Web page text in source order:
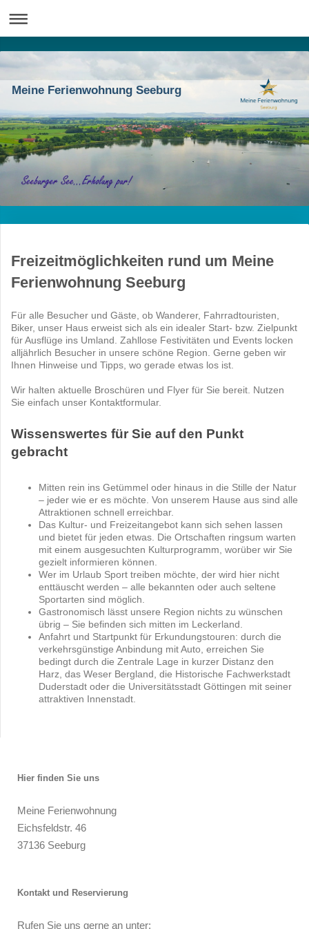
Meine Ferienwohnung Seeburg
Freizeitmöglichkeiten rund um Meine
Ferienwohnung Seeburg
Für alle Besucher und Gäste, ob Wanderer, Fahrradtouristen,
Biker, unser Haus erweist sich als ein idealer Start- bzw. Zielpunkt
für Ausflüge ins Umland. Zahllose Festivitäten und Events locken
alljährlich Besucher in unsere schöne Region. Gerne geben wir
Ihnen Hinweise und Tipps, wo gerade etwas los ist.
Wir halten aktuelle Broschüren und Flyer für Sie bereit. Nutzen
Sie einfach unser Kontaktformular.
Wissenswertes für Sie auf den Punkt
gebracht
Mitten rein ins Getümmel oder hinaus in die Stille der Natur
– jeder wie er es möchte. Von unserem Hause aus sind alle
Attraktionen schnell erreichbar.
Das Kultur- und Freizeitangebot kann sich sehen lassen
und bietet für jeden etwas. Die Ortschaften ringsum warten
mit einem ausgesuchten Kulturprogramm, worüber wir Sie
gezielt informieren können.
Wer im Urlaub Sport treiben möchte, der wird hier nicht
enttäuscht werden – alle bekannten oder auch seltene
Sportarten sind möglich.
Gastronomisch lässt unsere Region nichts zu wünschen
übrig – Sie befinden sich mitten im Leckerland.
Anfahrt und Startpunkt für Erkundungstouren: durch die
verkehrsgünstige Anbindung mit Auto, erreichen Sie
bedingt durch die Zentrale Lage in kurzer Distanz den
Harz, das Weser Bergland, die Historische Fachwerkstadt
Duderstadt oder die Universitätsstadt Göttingen mit seiner
attraktiven Innenstadt.
Hier finden Sie uns
Meine Ferienwohnung
Eichsfeldstr. 46
37136 Seeburg
Kontakt und Reservierung
Rufen Sie uns gerne an unter: